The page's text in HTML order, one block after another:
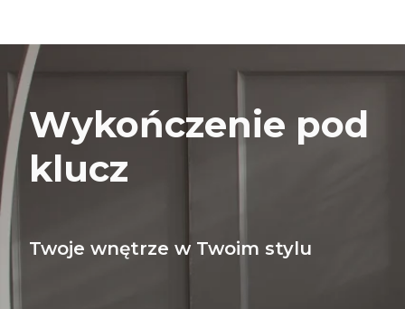
Wykończenie pod
klucz
Twoje wnętrze w Twoim stylu